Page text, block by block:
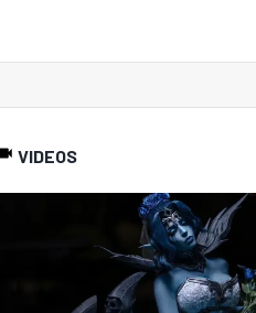
VIDEOS